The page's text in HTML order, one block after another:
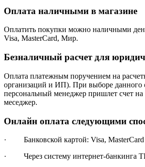
Оплата наличными в магазине
Оплатить покупки можно наличными
Visa, MasterCard, Мир.
Безналичный расчет для
Оплата платежным поручением на
организаций и ИП). При выборе данного
персональный менеджер пришлет счет на
меседжер.
Онлайн оплата следующими
· Банковской картой: Visa,
· Через систему интернет-